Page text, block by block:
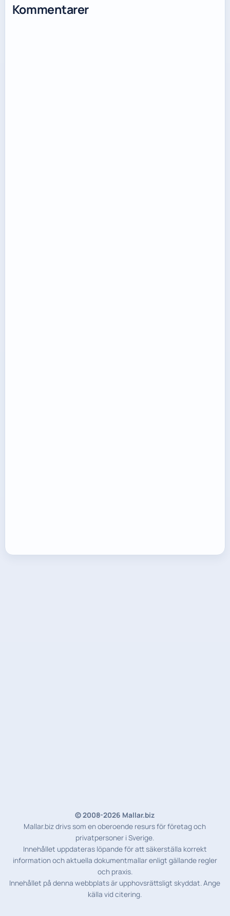
Kommentarer
© 2008-2026 Mallar.biz
Mallar.biz drivs som en oberoende resurs för företag och
privatpersoner i Sverige.
Innehållet uppdateras löpande för att säkerställa korrekt
information och aktuella dokumentmallar enligt gällande regler
och praxis.
Innehållet på denna webbplats är upphovsrättsligt skyddat. Ange
källa vid citering.